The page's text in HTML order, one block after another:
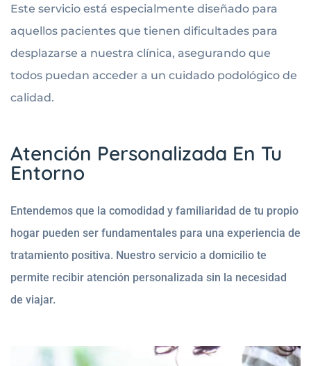
Este servicio está especialmente diseñado para
aquellos pacientes que tienen dificultades para
desplazarse a nuestra clínica, asegurando que
todos puedan acceder a un cuidado podológico de
calidad.
Atención Personalizada En Tu
Entorno
Entendemos que la comodidad y familiaridad de tu propio
hogar pueden ser fundamentales para una experiencia de
tratamiento positiva. Nuestro servicio a domicilio te
permite recibir atención personalizada sin la necesidad
de viajar.